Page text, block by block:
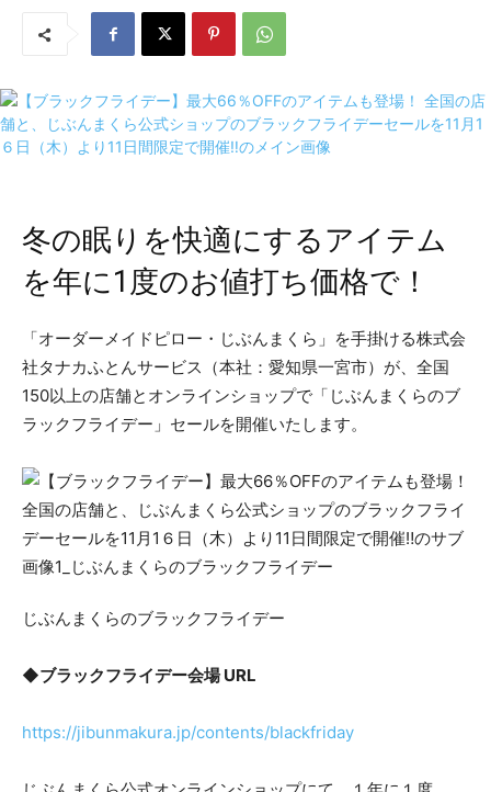
冬の眠りを快適にするアイテム
を年に1度のお値打ち価格で！
「オーダーメイドピロー・じぶんまくら」を手掛ける株式会
社タナカふとんサービス（本社：愛知県一宮市）が、全国
150以上の店舗とオンラインショップで「じぶんまくらのブ
ラックフライデー」セールを開催いたします。
じぶんまくらのブラックフライデー
◆ブラックフライデー会場 URL
https://jibunmakura.jp/contents/blackfriday